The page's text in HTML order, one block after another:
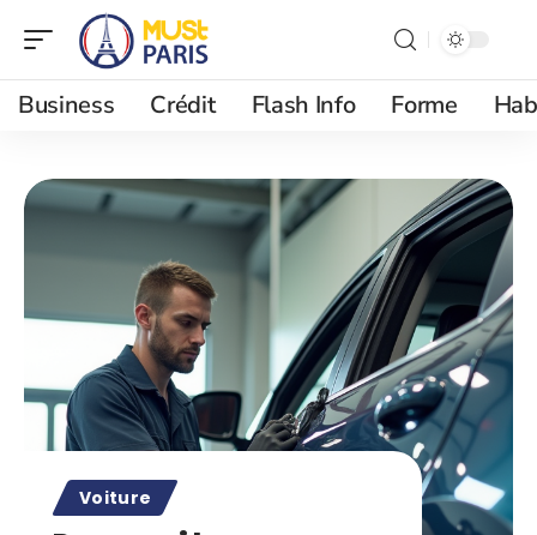
Business Crédit Flash Info Forme
Voiture